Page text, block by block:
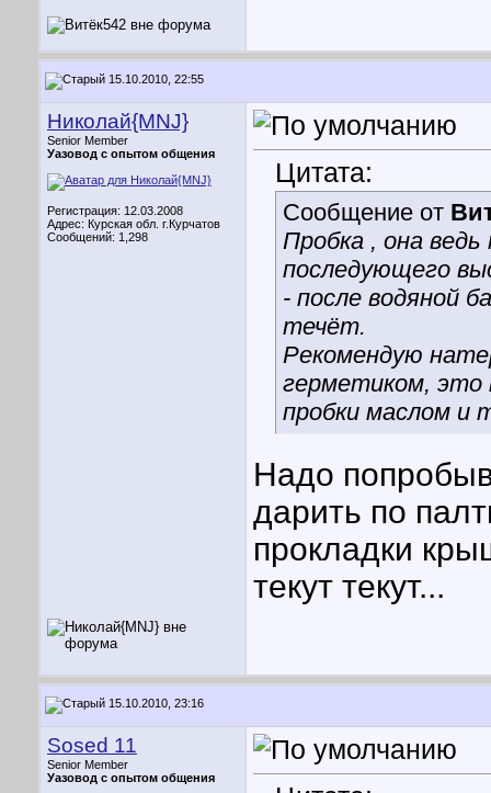
15.10.2010, 22:55
Николай{MNJ}
Senior Member
Уазовод с опытом общения
Регистрация: 12.03.2008
Адрес: Курская обл. г.Курчатов
Сообщений: 1,298
Цитата:
Сообщение от
Пробка , она
последующего
- после водяной
течёт.
Рекомендую
герметиком,
пробки маслом и
Надо
дарить по
прокладки
текут текут...
15.10.2010, 23:16
Sosed 11
Senior Member
Уазовод с опытом общения